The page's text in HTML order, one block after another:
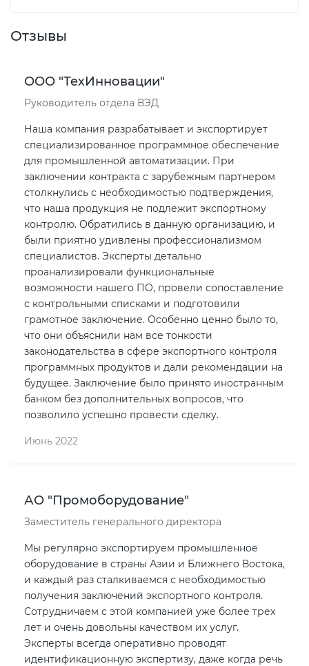
Отзывы
ООО "ТехИнновации"
Руководитель отдела ВЭД
Наша компания разрабатывает и экспортирует
специализированное программное обеспечение
для промышленной автоматизации. При
заключении контракта с зарубежным партнером
столкнулись с необходимостью подтверждения,
что наша продукция не подлежит экспортному
контролю. Обратились в данную организацию, и
были приятно удивлены профессионализмом
специалистов. Эксперты детально
проанализировали функциональные
возможности нашего ПО, провели сопоставление
с контрольными списками и подготовили
грамотное заключение. Особенно ценно было то,
что они объяснили нам все тонкости
законодательства в сфере экспортного контроля
программных продуктов и дали рекомендации на
будущее. Заключение было принято иностранным
банком без дополнительных вопросов, что
позволило успешно провести сделку.
Июнь 2022
АО "Промоборудование"
Заместитель генерального директора
Мы регулярно экспортируем промышленное
оборудование в страны Азии и Ближнего Востока,
и каждый раз сталкиваемся с необходимостью
получения заключений экспортного контроля.
Сотрудничаем с этой компанией уже более трех
лет и очень довольны качеством их услуг.
Эксперты всегда оперативно проводят
идентификационную экспертизу, даже когда речь